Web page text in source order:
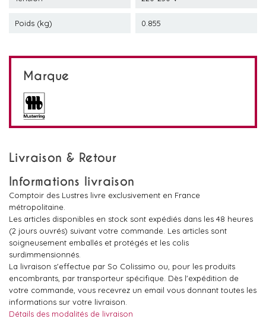
Poids (kg) 0.855
Marque
Livraison & Retour
Informations livraison
Comptoir des Lustres livre exclusivement en France
métropolitaine.
Les articles disponibles en stock sont expédiés dans les 48 heures
(2 jours ouvrés) suivant votre commande. Les articles sont
soigneusement emballés et protégés et les colis
surdimmensionnés.
La livraison s'effectue par So Colissimo ou, pour les produits
encombrants, par transporteur spécifique. Dès l'expédition de
votre commande, vous recevrez un email vous donnant toutes les
informations sur votre livraison.
Détails des modalités de livraison